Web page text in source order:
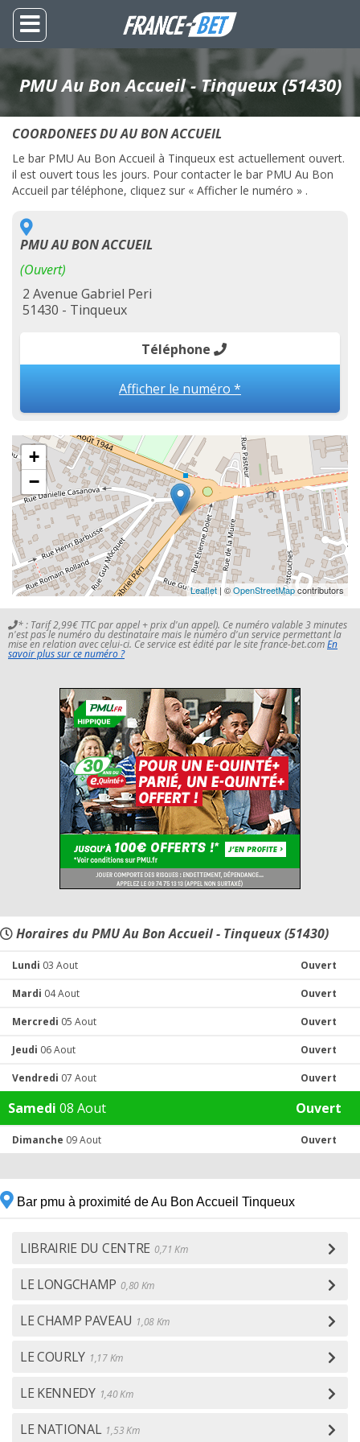
PMU Au Bon Accueil - Tinqueux (51430)
COORDONEES DU AU BON ACCUEIL
Le bar PMU Au Bon Accueil à Tinqueux est actuellement ouvert.
il est ouvert tous les jours. Pour contacter le bar PMU Au Bon
Accueil par téléphone, cliquez sur « Afficher le numéro » .
PMU AU BON ACCUEIL
(Ouvert)
2 Avenue Gabriel Peri
51430 - Tinqueux
Téléphone
Afficher le numéro *
+
−
Leaflet | ©OpenStreetMapcontributors
* : Tarif 2,99€ TTC par appel + prix d'un appel). Ce numéro valable 3 minutes
n'est pas le numéro du destinataire mais le numéro d'un service permettant la
mise en relation avec celui-ci. Ce service est édité par le site france-bet.comEn
savoir plus sur ce numéro ?
Horaires du PMU Au Bon Accueil - Tinqueux (51430)
Lundi 03 Aout Ouvert
Mardi 04 Aout Ouvert
Mercredi 05 Aout Ouvert
Jeudi 06 Aout Ouvert
Vendredi 07 Aout Ouvert
Samedi 08 Aout Ouvert
Dimanche 09 Aout Ouvert
Bar pmu à proximité de Au Bon Accueil Tinqueux
LIBRAIRIE DU CENTRE 0,71 Km
LE LONGCHAMP 0,80 Km
LE CHAMP PAVEAU 1,08 Km
LE COURLY 1,17 Km
LE KENNEDY 1,40 Km
LE NATIONAL 1,53 Km